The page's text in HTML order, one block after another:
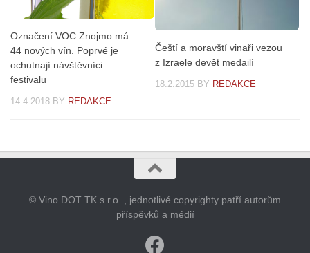
Označení VOC Znojmo má
44 nových vín. Poprvé je
ochutnají návštěvníci
festivalu
14.4.2018 BY REDAKCE
Čeští a moravští vinaři vezou
z Izraele devět medailí
18.2.2015 BY REDAKCE
© Vino DOT TK s.r.o. , jednotlivé copyrighty patří autorům
příspěvků a médií